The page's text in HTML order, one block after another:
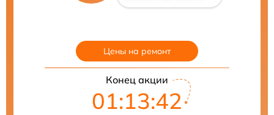
Цены на ремонт
Конец акции
01:13:41